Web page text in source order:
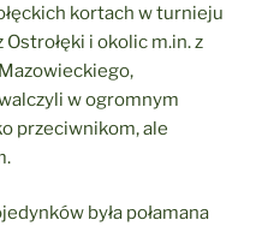
kortach w turnieju
Ostrołęki i okolic m.in. z
w ogromnym
przeciwnikom, ale
była połamana